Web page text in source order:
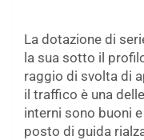
La dotazione di
la sua sotto il
raggio di svolta di
il traffico è una
interni sono buoni
posto di guida